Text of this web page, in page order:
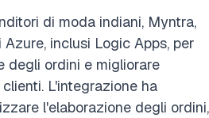
di moda indiani, Myntra,
inclusi Logic Apps, per
degli ordini e migliorare
L'integrazione ha
l'elaborazione degli ordini,